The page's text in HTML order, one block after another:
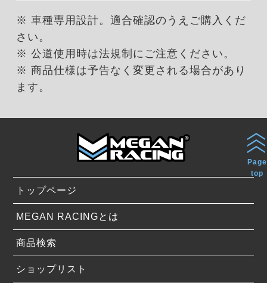
※ 車種専用設計。適合確認のうえご購入くだ
さい。
※ 公道使用時は法規制にご注意ください。
※ 商品仕様は予告なく変更される場合があり
ます。
トップページ
MEGAN RACINGとは
商品検索
ショップリスト
Page
top